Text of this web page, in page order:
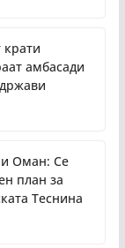
крати
амбасади
и Оман: Се
план за
Теснина